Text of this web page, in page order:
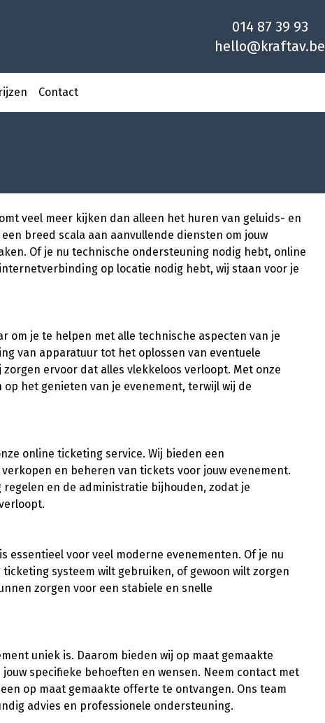
014 87 39 93
hello@kraftav.be
Contact
veel meer kijken dan alleen het huren van geluids- en
breed scala aan aanvullende diensten om jouw
Of je nu technische ondersteuning nodig hebt, online
op locatie nodig hebt, wij staan voor je
om je te helpen met alle technische aspecten van je
van apparatuur tot het oplossen van eventuele
ervoor dat alles vlekkeloos verloopt. Met onze
het genieten van je evenement, terwijl wij de
online ticketing service. Wij bieden een
en beheren van tickets voor jouw evenement.
regelen en de administratie bijhouden, zodat je
essentieel voor veel moderne evenementen. Of je nu
systeem wilt gebruiken, of gewoon wilt zorgen
zorgen voor een stabiele en snelle
uniek is. Daarom bieden wij op maat gemaakte
specifieke behoeften en wensen. Neem contact met
op maat gemaakte offerte te ontvangen. Ons team
advies en professionele ondersteuning.